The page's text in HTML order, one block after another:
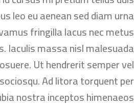
leo eu aenean sed diam urna
fringilla lacus nec metus
Iaculis massa nisl malesuada
Ut hendrerit semper vel
Ad litora torquent per
nostra inceptos himenaeos.